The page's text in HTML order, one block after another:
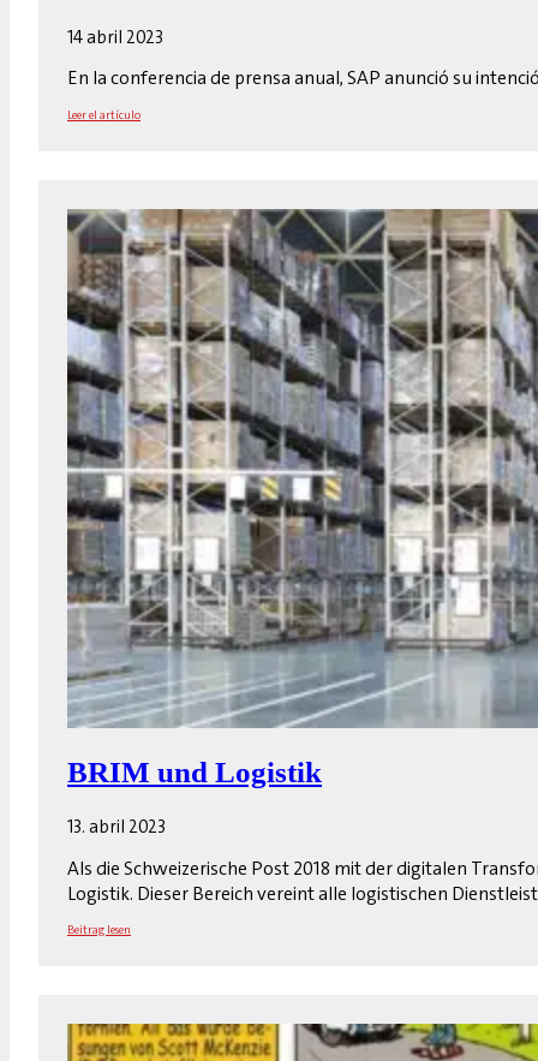
14 abril 2023
En la conferencia de prensa anual, SAP anunció su
Leer el artículo
BRIM und Logistik
13. abril 2023
Als die Schweizerische Post 2018 mit der digitalen
Logistik. Dieser Bereich vereint alle logistischen
Beitrag lesen